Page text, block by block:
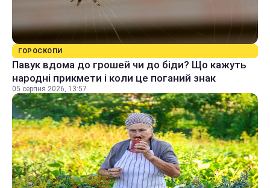
ГОРОСКОПИ
Павук вдома до грошей чи до біди? Що кажуть
народні прикмети і коли це поганий знак
05 серпня 2026, 13:57